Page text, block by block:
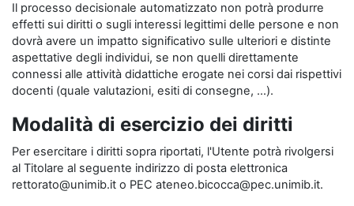
Il processo decisionale automatizzato non potrà produrre
effetti sui diritti o sugli interessi legittimi delle persone e non
dovrà avere un impatto significativo sulle ulteriori e distinte
aspettative degli individui, se non quelli direttamente
connessi alle attività didattiche erogate nei corsi dai rispettivi
docenti (quale valutazioni, esiti di consegne, …).
Modalità di esercizio dei diritti
Per esercitare i diritti sopra riportati, l'Utente potrà rivolgersi
al Titolare al seguente indirizzo di posta elettronica
rettorato@unimib.it o PEC ateneo.bicocca@pec.unimib.it.